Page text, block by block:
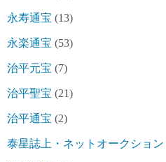
永寿通宝 (13)
永楽通宝 (53)
治平元宝 (7)
治平聖宝 (21)
治平通宝 (2)
泰星誌上・ネットオークション